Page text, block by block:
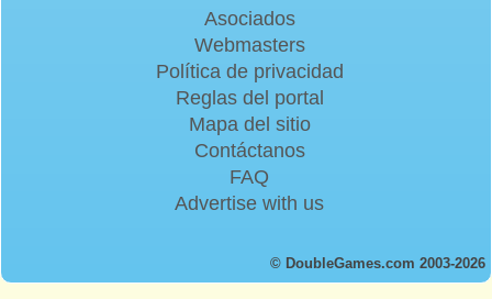
Asociados
Webmasters
Política de privacidad
Reglas del portal
Mapa del sitio
Contáctanos
FAQ
Advertise with us
© DoubleGames.com 2003-2026